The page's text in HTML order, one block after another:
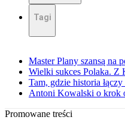
Tagi
Master Plany szansą na
Wielki sukces Polaka. Z
Tam, gdzie historia
Antoni Kowalski o krok
Promowane treści